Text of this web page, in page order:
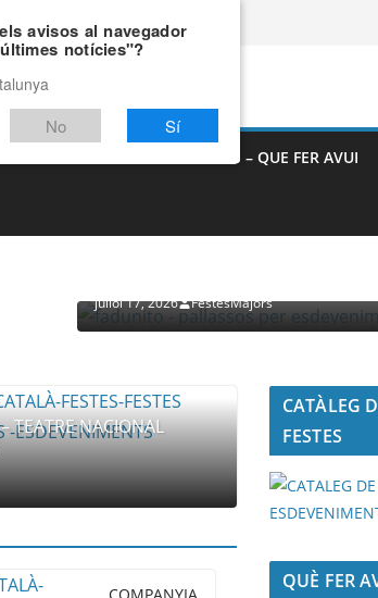
2026 FIRES I FESTES – QUE FER AVUI
juliol 17, 2026 FestesMajors
TEATRE NACIONAL
CATÀLEG
FESTES
QUÈ FER
avisos al navegador
notícies"?
No Sí